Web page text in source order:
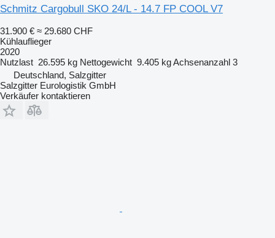
Schmitz Cargobull SKO 24/L - 14.7 FP COOL V7
31.900 € ≈ 29.680 CHF
Kühlauflieger
2020
Nutzlast 26.595 kg Nettogewicht 9.405 kgAchsenanzahl 3
Deutschland, Salzgitter
Salzgitter Eurologistik GmbH
Verkäufer kontaktieren